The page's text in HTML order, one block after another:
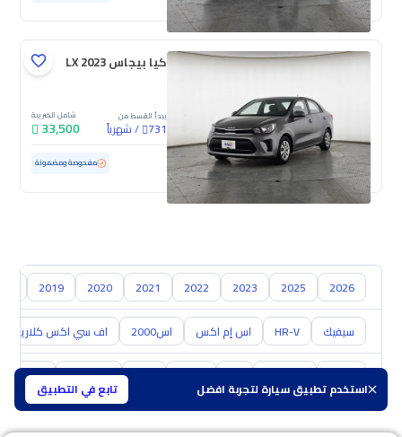
استخدم تطبيق سيارة لتجربة افضل تابع في التطبيق
كيا بيجاس LX 2023
يبدأ القسط من
731
/شهرياً
شامل الضريبة
33,500
مستعملة 111,061 كم مفحوصة ومضمونة
2026
2025
2023
2022
2021
2020
2019
سيفيك HR-V اس إم اكس اس2000 اف سي اكس كلاريتي
سوزوكي هافال